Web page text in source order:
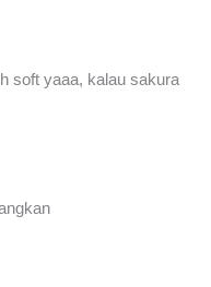
soft yaaa, kalau sakura